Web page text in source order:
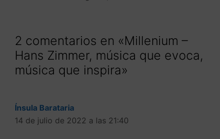
2 comentarios en «Millenium –
Hans Zimmer, música que evoca,
música que inspira»
Ínsula Barataria
14 de julio de 2022 a las 21:40